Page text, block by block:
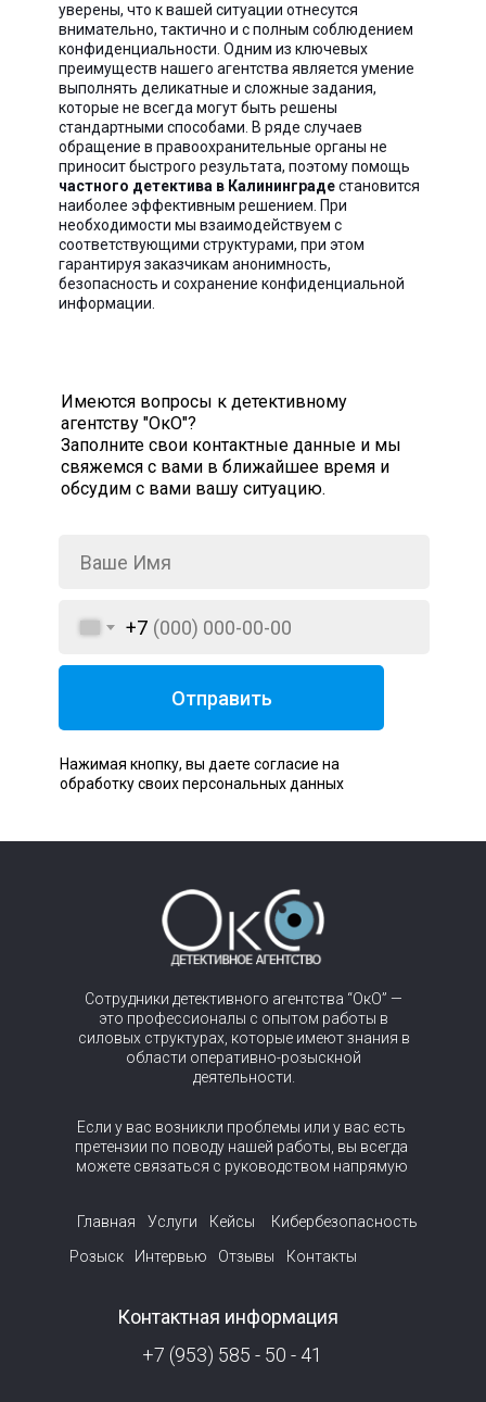
уверены, что к вашей ситуации отнесутся
внимательно, тактично и с полным соблюдением
конфиденциальности. Одним из ключевых
преимуществ нашего агентства является умение
выполнять деликатные и сложные задания,
которые не всегда могут быть решены
стандартными способами. В ряде случаев
обращение в правоохранительные органы не
приносит быстрого результата, поэтому помощь
частного детектива в Калининградестановится
наиболее эффективным решением. При
необходимости мы взаимодействуем с
соответствующими структурами, при этом
гарантируя заказчикам анонимность,
безопасность и сохранение конфиденциальной
информации.
Имеются вопросы к детективному
агентству "ОкО"?
Заполните свои контактные данные и мы
свяжемся с вами в ближайшее время и
обсудим с вами вашу ситуацию.
+7
Отправить
Нажимая кнопку, вы даете согласие на
обработку своих персональных данных
Главная Услуги Кейсы
Кибербезопасность
Интервью
Отзывы Контакты
Розыск
+7 (953) 585 - 50 - 41
Сотрудники детективного агентства “ОкО” —
это профессионалы с опытом работы в
силовых структурах, которые имеют знания в
области оперативно-розыскной
деятельности.
Контактная информация
Если у вас возникли проблемы или у вас есть
претензии по поводу нашей работы, вы всегда
можете связаться с руководством напрямую